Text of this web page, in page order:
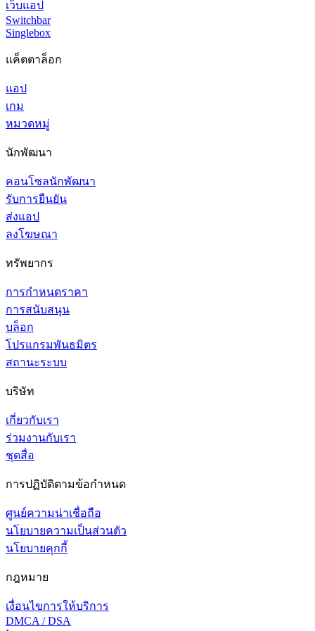
เว็บแอป
Switchbar
Singlebox
แค็ตตาล็อก
แอป
เกม
หมวดหมู่
นักพัฒนา
คอนโซลนักพัฒนา
รับการยืนยัน
ส่งแอป
ลงโฆษณา
ทรัพยากร
การกำหนดราคา
การสนับสนุน
บล็อก
โปรแกรมพันธมิตร
สถานะระบบ
บริษัท
เกี่ยวกับเรา
ร่วมงานกับเรา
ชุดสื่อ
การปฏิบัติตามข้อกำหนด
ศูนย์ความน่าเชื่อถือ
นโยบายความเป็นส่วนตัว
นโยบายคุกกี้
กฎหมาย
เงื่อนไขการให้บริการ
DMCA / DSA